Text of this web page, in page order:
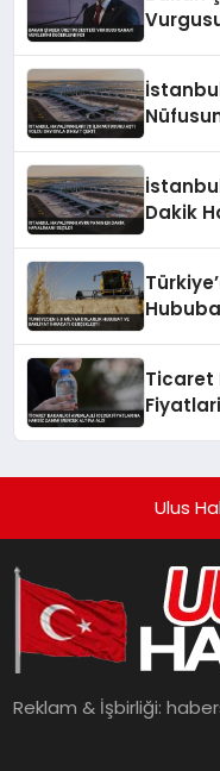
Dakik
Ticaret
Ulus
Reklam & İşbirliği: